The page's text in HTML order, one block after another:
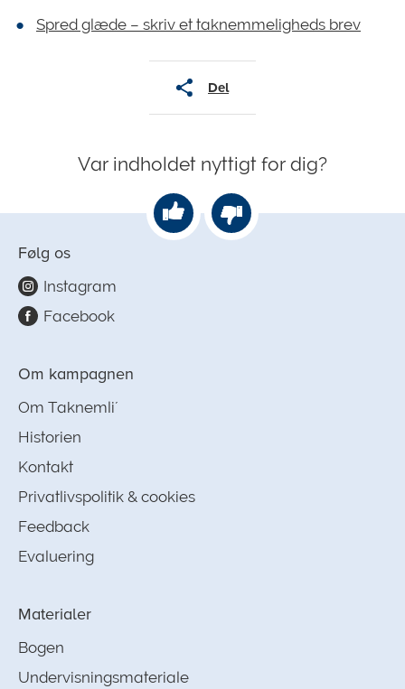
Spred glæde – skriv et taknemmeligheds brev
Del
Var indholdet nyttigt for dig?
Om kampagnen
Om Taknemli´
Historien
Kontakt
Privatlivspolitik & cookies
Feedback
Evaluering
Materialer
Bogen
Undervisningsmateriale
Følg os
Instagram
Facebook